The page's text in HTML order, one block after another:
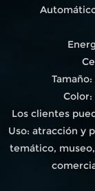
Los clientes
Uso: atracción y
temático,